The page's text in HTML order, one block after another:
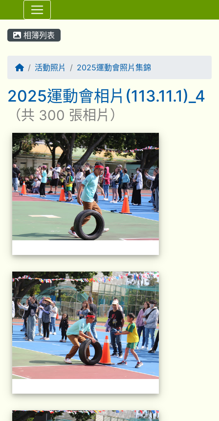
⏸
相簿列表
回首頁活動照片 2025運動會照片集錦
2025運動會相片(113.11.1)_4
（共 300 張相片）
相簿列表
2025運動會相片
2025運動會相片